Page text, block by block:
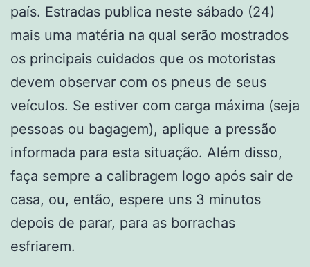
país. Estradas publica neste sábado (24)
mais uma matéria na qual serão mostrados
os principais cuidados que os motoristas
devem observar com os pneus de seus
veículos. Se estiver com carga máxima (seja
pessoas ou bagagem), aplique a pressão
informada para esta situação. Além disso,
faça sempre a calibragem logo após sair de
casa, ou, então, espere uns 3 minutos
depois de parar, para as borrachas
esfriarem.